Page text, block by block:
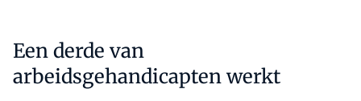
Een derde van
arbeidsgehandicapten werkt